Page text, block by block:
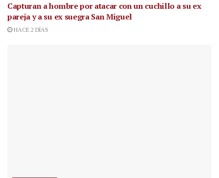
Capturan a hombre por atacar con un cuchillo a su ex
pareja y a su ex suegra San Miguel
HACE 2 DÍAS